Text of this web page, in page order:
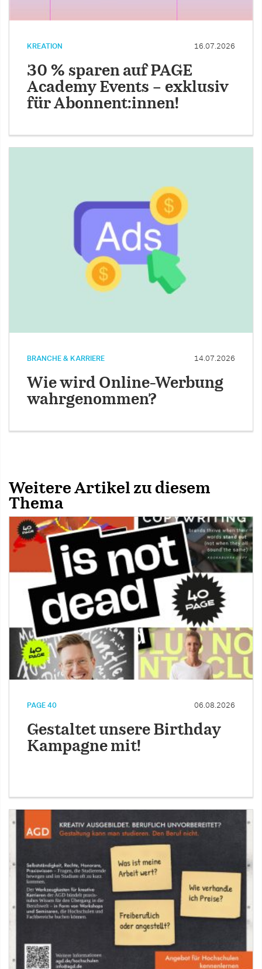
KREATION 16.07.2026
30 % sparen auf PAGE
Academy Events – exklusiv
für Abonnent:innen!
BRANCHE & KARRIERE 14.07.2026
Wie wird Online-Werbung
wahrgenommen?
Weitere Artikel zu diesem
Thema
PAGE 40 06.08.2026
Gestaltet unsere Birthday
Kampagne mit!